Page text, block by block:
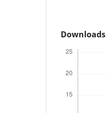
Downloads